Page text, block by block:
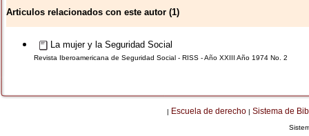
Articulos relacionados con este autor (1)
La mujer y la Seguridad Social
Revista Iberoamericana de Seguridad Social - RISS - Año XXIII Año 1974 No. 2
| Escuela de derecho | Sistema de